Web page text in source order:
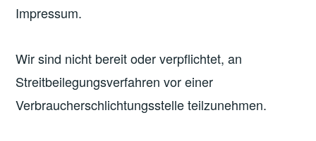
Impressum.
Wir sind nicht bereit oder verpflichtet, an
Streitbeilegungsverfahren vor einer
Verbraucherschlichtungsstelle teilzunehmen.